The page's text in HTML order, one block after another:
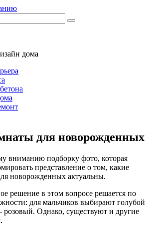
дома
для новорожденных
вниманию подборку фото, которая
представление о том, какие
новорожденных актуальны.
решение в этом вопросе решается по
для мальчиков выбирают голубой
розовый. Однако, существуют и другие